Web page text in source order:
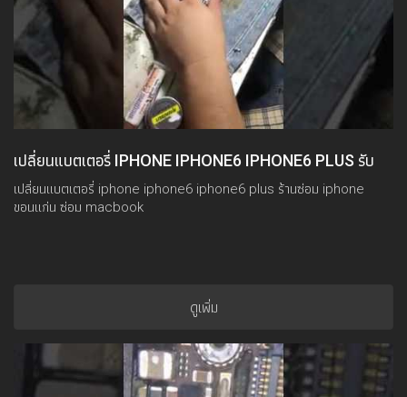
เปลี่ยนแบตเตอรี่ IPHONE IPHONE6 IPHONE6 PLUS รับ
ซ่อมไอโฟน
เปลี่ยนแบตเตอรี่ iphone iphone6 iphone6 plus ร้านซ่อม iphone
ขอนแก่น ซ่อม macbook
ดูเพิ่ม